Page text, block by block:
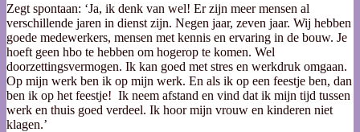
Zegt spontaan: ‘Ja, ik denk van wel! Er zijn meer mensen al
verschillende jaren in dienst zijn. Negen jaar, zeven jaar. Wij hebben
goede medewerkers, mensen met kennis en ervaring in de bouw. Je
hoeft geen hbo te hebben om hogerop te komen. Wel
doorzettingsvermogen. Ik kan goed met stres en werkdruk omgaan.
Op mijn werk ben ik op mijn werk. En als ik op een feestje ben, dan
ben ik op het feestje! Ik neem afstand en vind dat ik mijn tijd tussen
werk en thuis goed verdeel. Ik hoor mijn vrouw en kinderen niet
klagen.’